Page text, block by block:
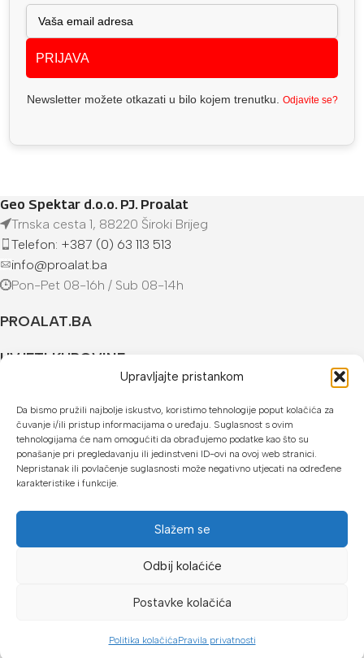
Upravljajte pristankom
Da bismo pružili najbolje iskustvo, koristimo tehnologije poput kolačića za
čuvanje i/ili pristup informacijama o uređaju. Suglasnost s ovim
tehnologijama će nam omogućiti da obrađujemo podatke kao što su
ponašanje pri pregledavanju ili jedinstveni ID-ovi na ovoj web stranici.
Nepristanak ili povlačenje suglasnosti može negativno utjecati na određene
karakteristike i funkcije.
Slažem se
Odbij kolaćiće
Postavke kolačića
Politika kolačićaPravila privatnosti
PRIJAVA
Newsletter možete otkazati u bilo kojem trenutku. Odjavite se?
Geo Spektar d.o.o. PJ. Proalat
Trnska cesta 1, 88220 Široki Brijeg
Telefon: +387 (0) 63 113 513
info@proalat.ba
Pon-Pet 08-16h / Sub 08-14h
PROALAT.BA
UVJETI KUPOVINE
U našoj web trgovini možete platiti:
Kreditnim karticama jednokratno ili do 24 rate
Općom uplatnicom, virmanom, internet bankarstvom
Gotovinom prilikom preuzimanja
Mikrofin do 18 rata
Copyright © 2026 Proalat.ba